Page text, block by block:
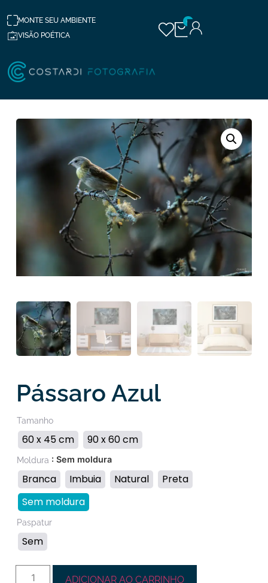
MONTE SEU AMBIENTE
VISÃO POÉTICA
0
Pássaro Azul
Tamanho
60 x 45 cm 90 x 60 cm
Moldura : Sem moldura
Branca Imbuia Natural
Preta
Sem moldura
Paspatur
Sem
ADICIONAR AO CARRINHO